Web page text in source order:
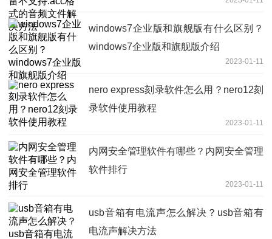
windows7企业版和旗舰版有什么区别？
windows7企业版和旗舰版介绍
2023-01-11
nero express刻录软件怎么用？nero12刻
录软件使用教程
2023-01-11
内网安全管理软件有哪些？内网安全管理
软件排行
2023-01-11
usb音箱有电流声怎么解决？usb音箱有
电流声解决方法